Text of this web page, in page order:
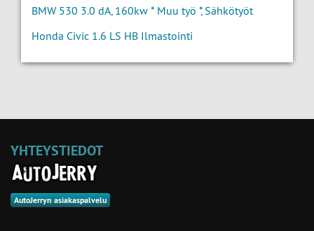
BMW 530 3.0 dA, 160kw * Muu työ *, Sähkötyöt
Honda Civic 1.6 LS HB Ilmastointi
YHTEYSTIEDOT
AutoJerryn asiakaspalvelu